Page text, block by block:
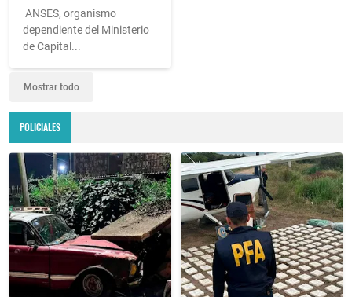
ANSES, organismo
dependiente del Ministerio
de Capital...
Mostrar todo
POLICIALES